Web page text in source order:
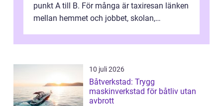
punkt A till B. För många är taxiresan länken
mellan hemmet och jobbet, skolan,
10 juli 2026
Båtverkstad: Trygg
maskinverkstad för båtliv utan
avbrott